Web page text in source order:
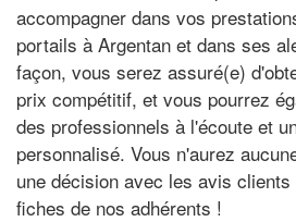
accompagner dans vos
portails à Argentan et dans ses
façon, vous serez assuré(e)
prix compétitif, et vous pourrez
des professionnels à l'écoute et
personnalisé. Vous n'aurez
une décision avec les avis
fiches de nos adhérents !